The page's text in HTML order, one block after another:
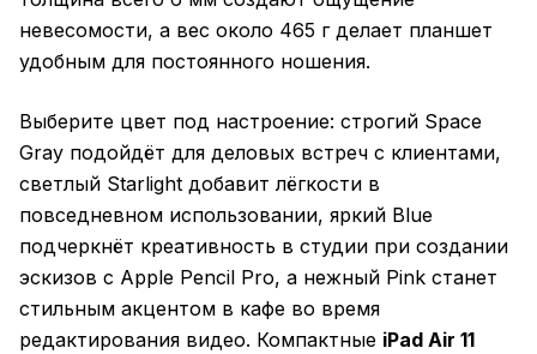
невесомости, а вес около 465 г делает планшет
удобным для постоянного ношения.
Выберите цвет под настроение: строгий Space
Gray подойдёт для деловых встреч с клиентами,
светлый Starlight добавит лёгкости в
повседневном использовании, яркий Blue
подчеркнёт креативность в студии при создании
эскизов с Apple Pencil Pro, а нежный Pink станет
стильным акцентом в кафе во время
редактирования видео. Компактные iPad Air 11